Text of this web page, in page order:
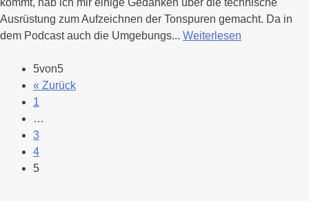
kommt, hab ich mir einige Gedanken über die technische
Ausrüstung zum Aufzeichnen der Tonspuren gemacht. Da in
dem Podcast auch die Umgebungs... Weiterlesen
5von5
« Zurück
1
…
3
4
5